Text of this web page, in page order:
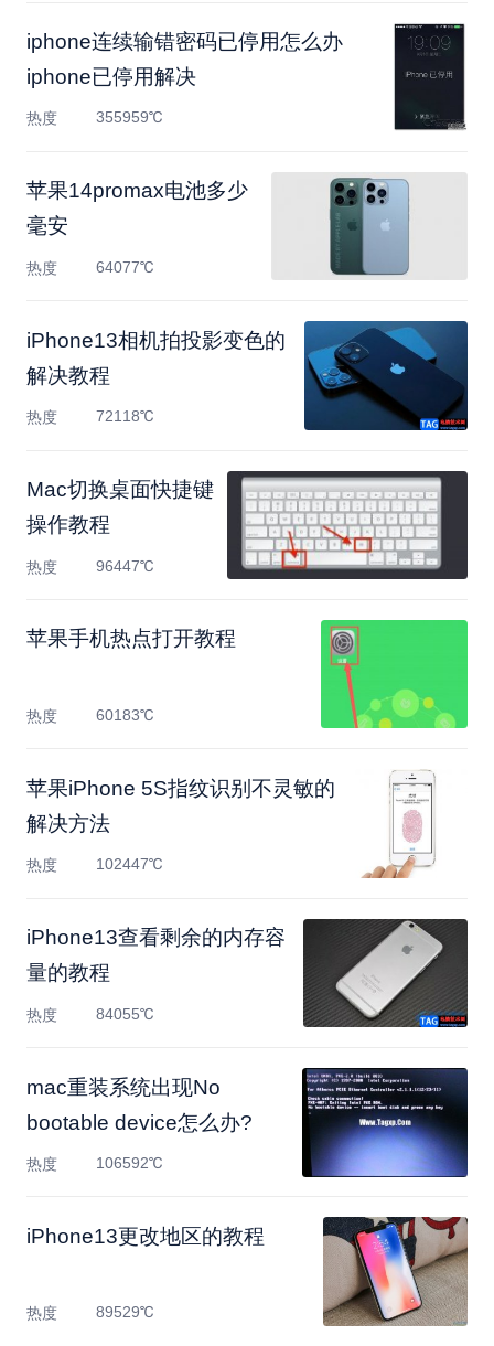
iphone连续输错密码已停用怎么办
iphone已停用解决
热度 355959℃
苹果14promax电池多少
毫安
热度 64077℃
​iPhone13相机拍投影变色的
解决教程
热度 72118℃
Mac切换桌面快捷键
操作教程
热度 96447℃
苹果手机热点打开教程
热度 60183℃
苹果iPhone 5S指纹识别不灵敏的
解决方法
热度 102447℃
​iPhone13查看剩余的内存容
量的教程
热度 84055℃
mac重装系统出现No
bootable device怎么办?
热度 106592℃
​iPhone13更改地区的教程
热度 89529℃